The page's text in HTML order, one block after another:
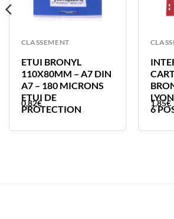
CLASSEMENT
ETUI BRONYL
110X80MM – A7 DIN
A7 – 180 MICRONS
ETUI DE
PROTECTION
0,82€
6
1,85€